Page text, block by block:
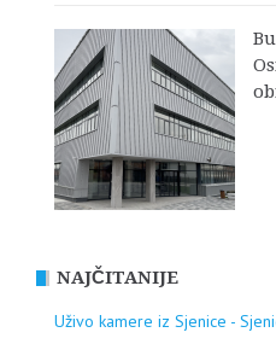
NAJČITANIJE
Uživo kamere iz Sjenice -